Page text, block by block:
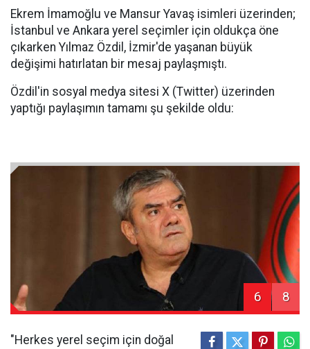
Ekrem İmamoğlu ve Mansur Yavaş isimleri üzerinden;
İstanbul ve Ankara yerel seçimler için oldukça öne
çıkarken Yılmaz Özdil, İzmir'de yaşanan büyük
değişimi hatırlatan bir mesaj paylaşmıştı.
Özdil'in sosyal medya sitesi X (Twitter) üzerinden
yaptığı paylaşımın tamamı şu şekilde oldu:
6 8
"Herkes yerel seçim için doğal